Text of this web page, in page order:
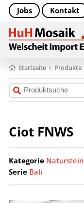
Jobs Kontakt
Startseite › Produkte
Ciot FNWS
Kategorie Naturstein
Serie Bali